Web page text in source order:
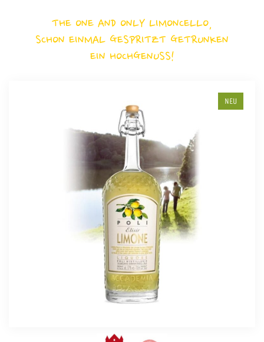
THE ONE AND ONLY LIMONCELLO,
SCHON EINMAL GESPRITZT GETRUNKEN
EIN HOCHGENUSS!
NEU